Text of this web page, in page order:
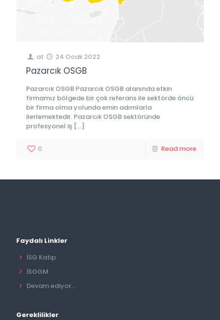
at 24 Ocak 2022
Pazarcık OSGB
Pazarcık OSGB Pazarcık OSGB alanında etkin
firmamız bölgede bir çok referans ile sektörde öncü
bir firma olma yolunda emin adımlarla
ilerlemektedir. Pazarcık OSGB sektöründe
profesyonel iş […]
0 Read more
Faydalı Linkler
İSG Katip
İSGGM
Devam ediyor...
Gereklilikler